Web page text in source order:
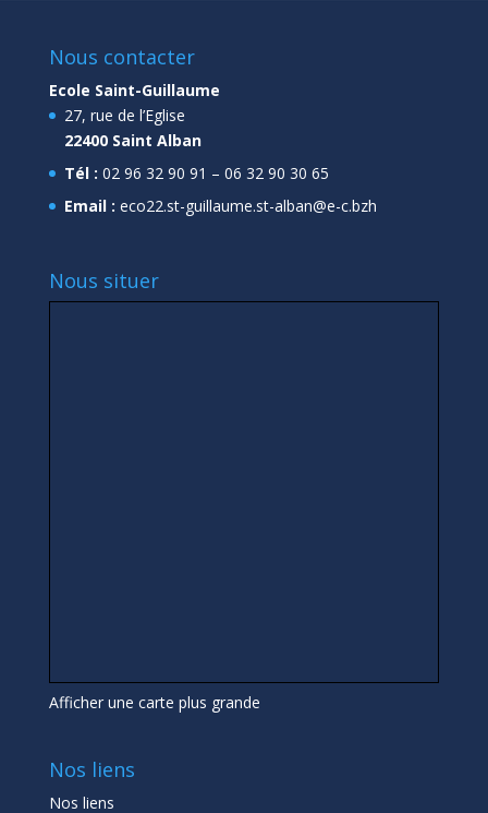
Nous contacter
Ecole Saint-Guillaume
27, rue de l’Eglise
22400 Saint Alban
Tél : 02 96 32 90 91 – 06 32 90 30 65
Email : eco22.st-guillaume.st-alban@e-c.bzh
Nous situer
Afficher une carte plus grande
Nos liens
Nos liens